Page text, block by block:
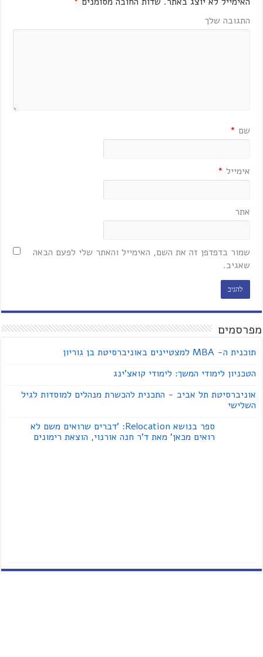
התגובה שלך
שם *
אימייל *
אתר
שמור בדפדפן זה את השם, האימייל והאתר שלי לפעם הבאה
שאגיב.
מפרסמים
תוכנית ה- MBA למצטיינים באוניברסיטת בן גוריון
הטכניון לימודי המשך: לימודי קואצ'ינג
אוניברסיטת תל אביב - התכנית להכשרת מנהלים למוסדות לגיל
השלישי
ספר בנושא Relocation: 'דברים שרואים משם לא
רואים מכאן' מאת ד'ר חנה אורנוי, הוצאת רימונים